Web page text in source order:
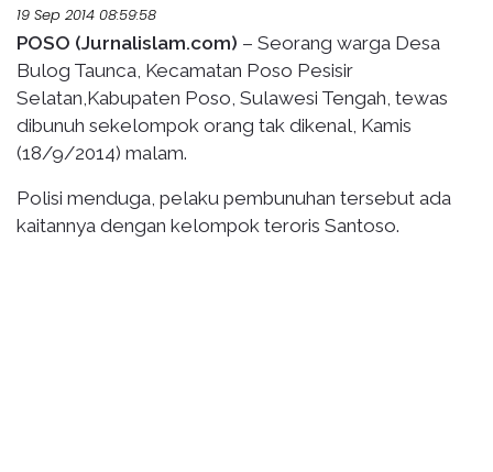
19 Sep 2014 08:59:58
POSO (Jurnalislam.com) – Seorang warga Desa
Bulog Taunca, Kecamatan Poso Pesisir
Selatan,Kabupaten Poso, Sulawesi Tengah, tewas
dibunuh sekelompok orang tak dikenal, Kamis
(18/9/2014) malam.
Polisi menduga, pelaku pembunuhan tersebut ada
kaitannya dengan kelompok teroris Santoso.